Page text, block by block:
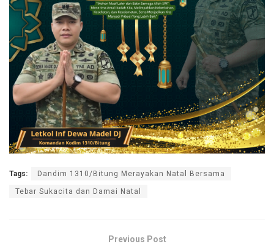
Tags: Dandim 1310/Bitung Merayakan Natal Bersama
Tebar Sukacita dan Damai Natal
Previous Post